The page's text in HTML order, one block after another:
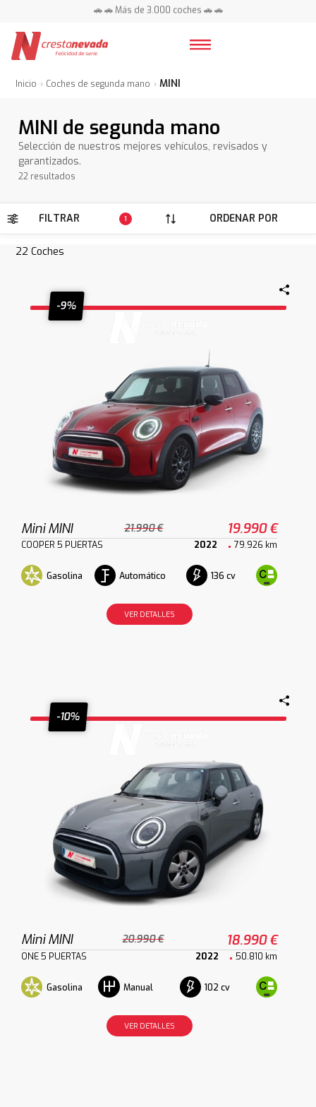
📍 Centros en toda España ⭐
📍 Centros en toda España ⭐
Inicio Coches de segunda mano MINI
MINI de segunda mano
Selección de nuestros mejores vehículos, revisados y
garantizados.
22 resultados
FILTRAR 1 ORDENAR POR
22 Coches
-9%
Mini MINI 21.990 € 19.990 €
COOPER 5 PUERTAS 2022 79.926 km
Gasolina Automático 136 cv
VER DETALLES
-10%
Mini MINI 20.990 € 18.990 €
ONE 5 PUERTAS 2022 50.810 km
Gasolina Manual 102 cv
VER DETALLES